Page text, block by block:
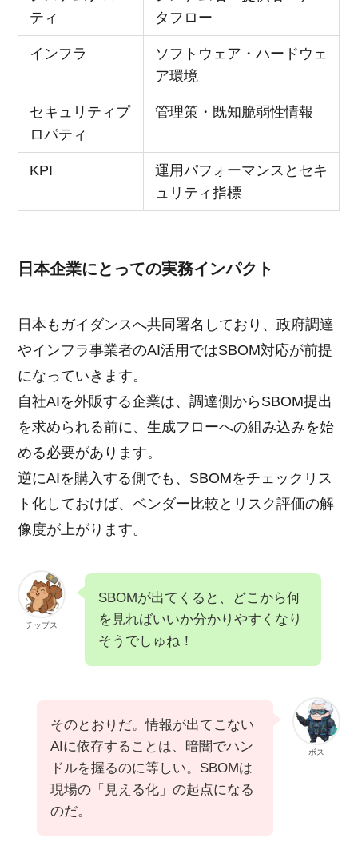
ティ
タフロー
インフラ
ソフトウェア・ハードウェ
ア環境
セキュリティプ
ロパティ
管理策・既知脆弱性情報
KPI
運用パフォーマンスとセキ
ュリティ指標
日本企業にとっての実務インパクト
日本もガイダンスへ共同署名しており、政府調達
やインフラ事業者のAI活用ではSBOM対応が前提
になっていきます。
自社AIを外販する企業は、調達側からSBOM提出
を求められる前に、生成フローへの組み込みを始
める必要があります。
逆にAIを購入する側でも、SBOMをチェックリス
ト化しておけば、ベンダー比較とリスク評価の解
像度が上がります。
チップス
SBOMが出てくると、どこから何
を見ればいいか分かりやすくなり
そうでしゅね！
ボス
そのとおりだ。情報が出てこない
AIに依存することは、暗闇でハン
ドルを握るのに等しい。SBOMは
現場の「見える化」の起点になる
のだ。